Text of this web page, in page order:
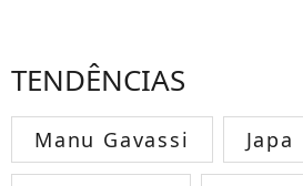
TENDÊNCIAS
Manu Gavassi Japa